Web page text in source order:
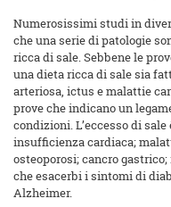
Numerosissimi studi in
che una serie di patologie
ricca di sale. Sebbene le
una dieta ricca di sale sia
arteriosa, ictus e malattie
prove che indicano un
condizioni. L’eccesso di
insufficienza cardiaca;
osteoporosi; cancro
che esacerbi i sintomi di
Alzheimer.